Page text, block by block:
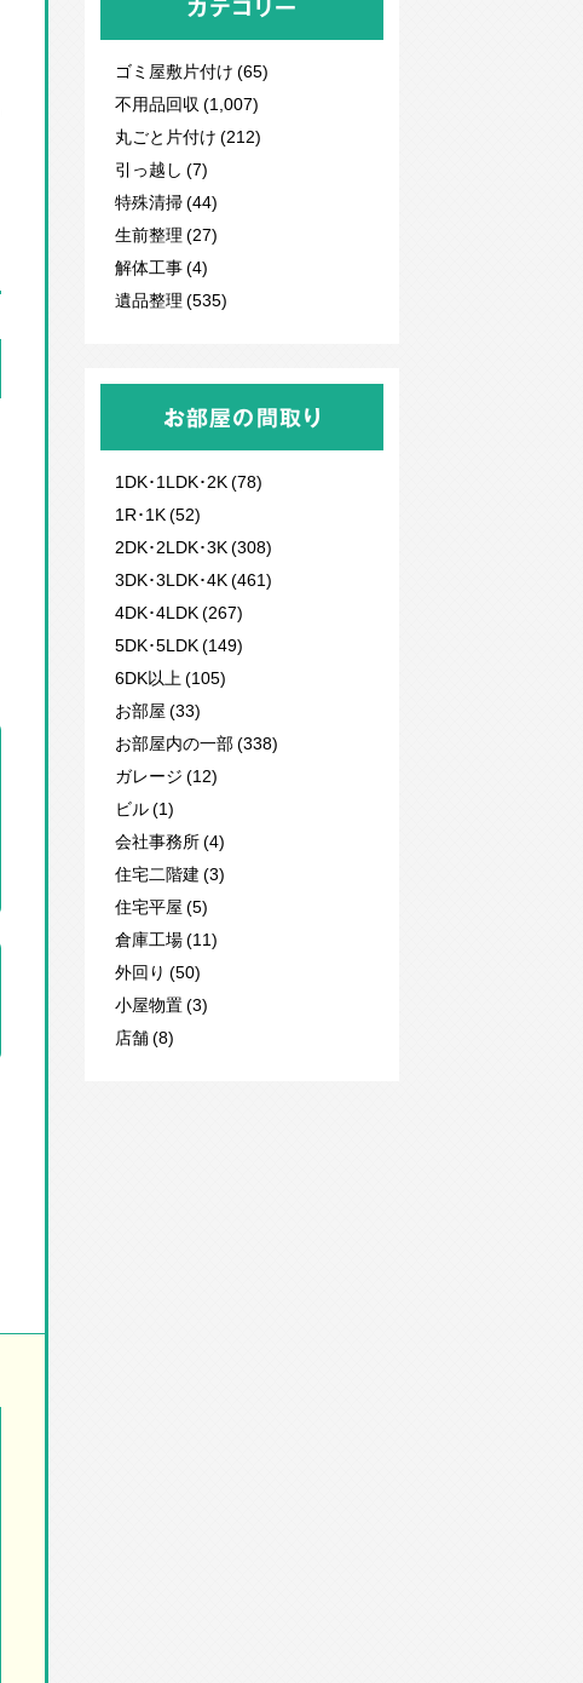
カテゴリー
ゴミ屋敷片付け (65)
不用品回収 (1,007)
丸ごと片付け (212)
引っ越し (7)
特殊清掃 (44)
生前整理 (27)
解体工事 (4)
遺品整理 (535)
お部屋の間取り
1DK･1LDK･2K (78)
1R･1K (52)
2DK･2LDK･3K (308)
3DK･3LDK･4K (461)
4DK･4LDK (267)
5DK･5LDK (149)
6DK以上 (105)
お部屋 (33)
お部屋内の一部 (338)
ガレージ (12)
ビル (1)
会社事務所 (4)
住宅二階建 (3)
住宅平屋 (5)
倉庫工場 (11)
外回り (50)
小屋物置 (3)
店舗 (8)